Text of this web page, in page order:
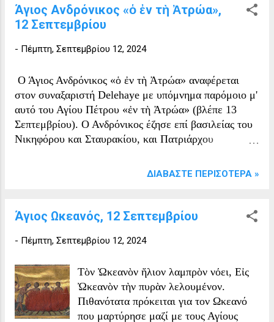
Καθολική αλλά και την Ορθόδοξη
Εκκλησία. Λίγα πράγματα θεωρούνται
αξιόπιστα για τον Άιλμπε. Σε ιρλανδικές
πηγές του 8ου αιώνα, θεωρείται ο
προστάτης του Έμλυ στο Μάνστερ.
Αργότερες ουαλικές πηγές (από τον 11ο
αιώνα) τον συνδέουν με τον Άγιο Δαβίδ,
τον οποίο λέγεται ότι βάπτισε, ενώ πολύ
μεταγενέστερες πηγές (16ου αιώνα) του
καθιστώντας τον Βρετανό. Ο Άγιος
Ιρλανδίας. Η γιορτή του είναι στις 12
Σεπτεμβρίου και είναι ο προστάτης
άγιος της Αρχιεπισκοπής Κάσελ και
περιλαμβάνεται στο Vitae Sanctorum
Hiberniae (...
Άγιος Ανδρόνικος «ὁ ἐν τὴ Ἀτρώα»,
12 Σεπτεμβρίου
- Πέμπτη, Σεπτεμβρίου 12, 2024
Ο Άγιος Ανδρόνικος «ὁ ἐν τὴ Ἀτρώα» αναφέρεται
στον συναξαριστή Delehaye με υπόμνημα παρόμοιο μ'
αυτό του Αγίου Πέτρου «ἐν τὴ Ἀτρώα» (βλέπε 13
Σεπτεμβρίου). Ο Ανδρόνικος έζησε επί βασιλείας του
Νικηφόρου και Σταυρακίου, και Πατριάρχου
καταγόταν από την Έλαια της Ασίας. Έζησε με
ΔΙΑΒΆΣΤΕ ΠΕΡΙΣΌΤΕΡΑ »
Άγιος Ωκεανός, 12 Σεπτεμβρίου
- Πέμπτη, Σεπτεμβρίου 12, 2024
Τὸν Ὠκεανὸν ἥλιον λαμπρὸν νόει, Εἰς
Ὠκεανὸν τὴν πυρὰν λελουμένον.
Πιθανότατα πρόκειται για τον Ωκεανό
που μαρτύρησε μαζί με τους Αγίους